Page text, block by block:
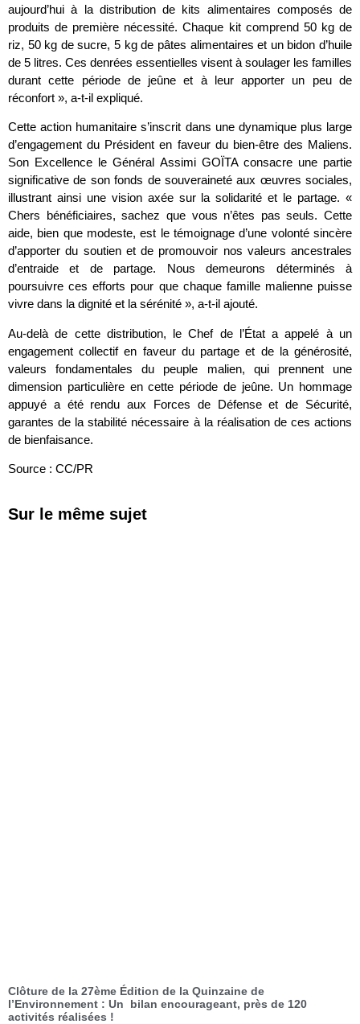
aujourd’hui à la distribution de kits alimentaires composés de
produits de première nécessité. Chaque kit comprend 50 kg de
riz, 50 kg de sucre, 5 kg de pâtes alimentaires et un bidon d’huile
de 5 litres. Ces denrées essentielles visent à soulager les familles
durant cette période de jeûne et à leur apporter un peu de
réconfort », a-t-il expliqué.
Cette action humanitaire s’inscrit dans une dynamique plus large
d’engagement du Président en faveur du bien-être des Maliens.
Son Excellence le Général Assimi GOÏTA consacre une partie
significative de son fonds de souveraineté aux œuvres sociales,
illustrant ainsi une vision axée sur la solidarité et le partage. «
Chers bénéficiaires, sachez que vous n’êtes pas seuls. Cette
aide, bien que modeste, est le témoignage d’une volonté sincère
d’apporter du soutien et de promouvoir nos valeurs ancestrales
d’entraide et de partage. Nous demeurons déterminés à
poursuivre ces efforts pour que chaque famille malienne puisse
vivre dans la dignité et la sérénité », a-t-il ajouté.
Au-delà de cette distribution, le Chef de l’État a appelé à un
engagement collectif en faveur du partage et de la générosité,
valeurs fondamentales du peuple malien, qui prennent une
dimension particulière en cette période de jeûne. Un hommage
appuyé a été rendu aux Forces de Défense et de Sécurité,
garantes de la stabilité nécessaire à la réalisation de ces actions
de bienfaisance.
Source : CC/PR
Sur le même sujet
Clôture de la 27ème Édition de la Quinzaine de
l’Environnement : Un bilan encourageant, près de 120
activités réalisées !